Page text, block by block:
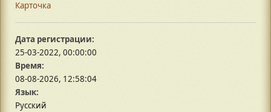
Карточка
Дата регистрации:
25-03-2022, 00:00:00
Время:
08-08-2026, 12:58:04
Язык:
Русский